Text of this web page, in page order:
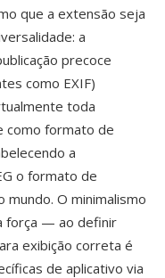
que a extensão seja
a
precoce
como EXIF)
toda
como formato de
a
o formato de
mundo. O minimalismo
força — ao definir
exibição correta é
de aplicativo via